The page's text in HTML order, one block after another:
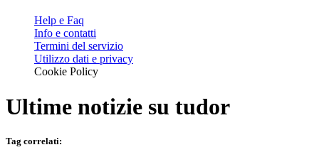
Help e Faq
Info e contatti
Termini del servizio
Utilizzo dati e privacy
Cookie Policy
Ultime notizie su tudor
Tag correlati: